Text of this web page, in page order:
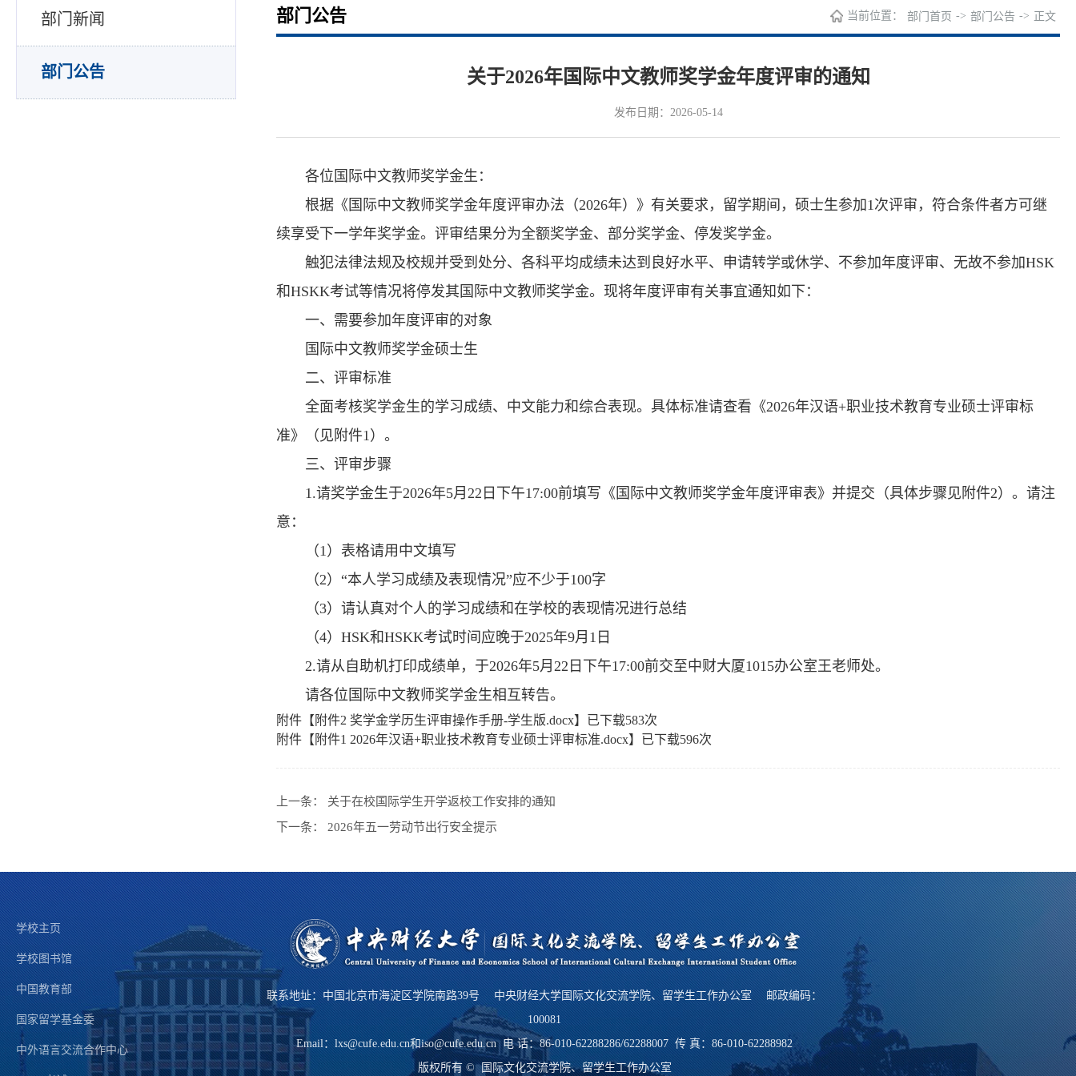
部门新闻
部门公告
部门公告 当前位置： 部门首页 -> 部门公告 -> 正文
关于2026年国际中文教师奖学金年度评审的通知
发布日期：2026-05-14
各位国际中文教师奖学金生：
根据《国际中文教师奖学金年度评审办法（2026年）》有关要求，留学期间，硕士生参加1次评审，符合条件者方可继
续享受下一学年奖学金。评审结果分为全额奖学金、部分奖学金、停发奖学金。
触犯法律法规及校规并受到处分、各科平均成绩未达到良好水平、申请转学或休学、不参加年度评审、无故不参加HSK
和HSKK考试等情况将停发其国际中文教师奖学金。现将年度评审有关事宜通知如下：
一、需要参加年度评审的对象
国际中文教师奖学金硕士生
二、评审标准
全面考核奖学金生的学习成绩、中文能力和综合表现。具体标准请查看《2026年汉语+职业技术教育专业硕士评审标
准》（见附件1）。
三、评审步骤
1.请奖学金生于2026年5月22日下午17:00前填写《国际中文教师奖学金年度评审表》并提交（具体步骤见附件2）。请注
意：
（1）表格请用中文填写
（2）“本人学习成绩及表现情况”应不少于100字
（3）请认真对个人的学习成绩和在学校的表现情况进行总结
（4）HSK和HSKK考试时间应晚于2025年9月1日
2.请从自助机打印成绩单，于2026年5月22日下午17:00前交至中财大厦1015办公室王老师处。
请各位国际中文教师奖学金生相互转告。
附件【 附件2 奖学金学历生评审操作手册-学生版.docx】已下载583次
附件【 附件1 2026年汉语+职业技术教育专业硕士评审标准.docx】已下载596次
上一条： 关于在校国际学生开学返校工作安排的通知
下一条： 2026年五一劳动节出行安全提示
学校主页
学校图书馆
中国教育部
国家留学基金委
中外语言交流合作中心
联系地址：中国北京市海淀区学院南路39号 中央财经大学国际文化交流学院、留学生工作办公室 邮政编码：
100081
Email：lxs@cufe.edu.cn和iso@cufe.edu.cn 电 话：86-010-62288286/62288007 传 真：86-010-62288982
版权所有 © 国际文化交流学院、留学生工作办公室